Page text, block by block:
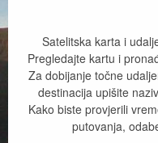
Satelitska karta i
Pregledajte kartu i
Za dobijanje točne
destinacija upišite
Kako biste provjerili
putovanja,